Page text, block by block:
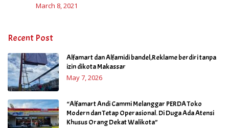
March 8, 2021
Recent Post
Alfamart dan Alfamidi bandel,Reklame berdiri tanpa
izin dikota Makassar
May 7, 2026
“Alfamart Andi Cammi Melanggar PERDA Toko
Modern dan Tetap Operasional. Di Duga Ada Atensi
Khusus Orang Dekat Walikota”